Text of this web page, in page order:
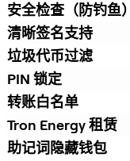
安全检查（防钓鱼）
清晰签名支持
垃圾代币过滤
PIN 锁定
转账白名单
Tron Energy 租赁
助记词隐藏钱包